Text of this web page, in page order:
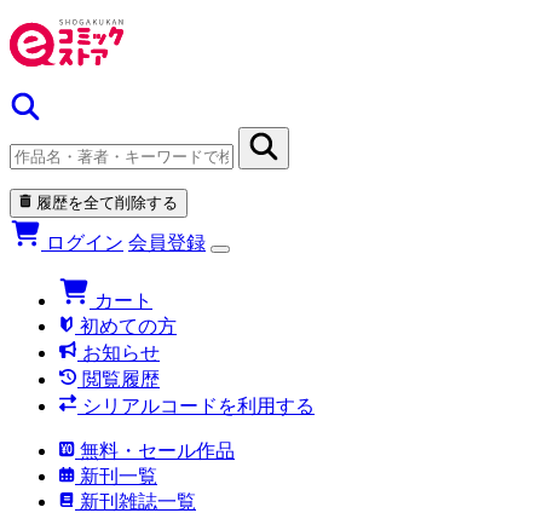
履歴を全て削除する
ログイン 会員登録
カート
初めての方
お知らせ
閲覧履歴
シリアルコードを利用する
無料・セール作品
新刊一覧
新刊雑誌一覧